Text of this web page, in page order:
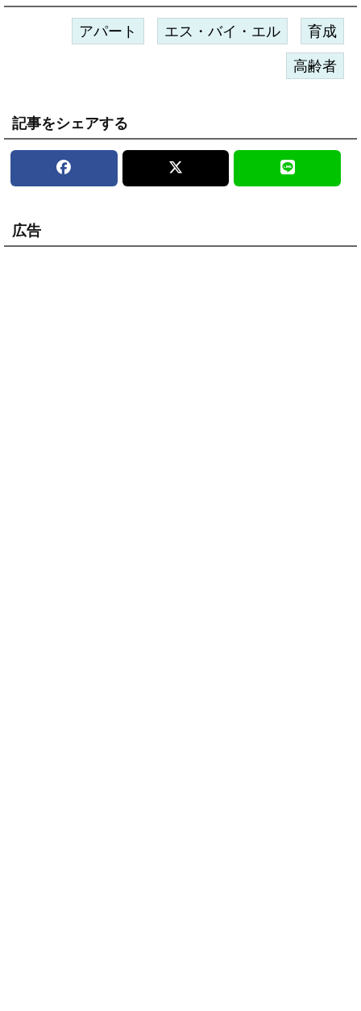
アパート エス・バイ・エル 育成
高齢者
記事をシェアする
広告